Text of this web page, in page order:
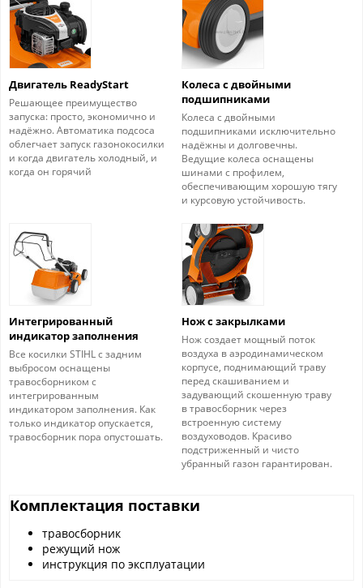
Двигатель ReadyStart
Решающее преимущество
запуска: просто, экономично и
надёжно. Автоматика подсоса
облегчает запуск газонокосилки
и когда двигатель холодный, и
когда он горячий
Колеса с двойными
подшипниками
Колеса с двойными
подшипниками исключительно
надёжны и долговечны.
Ведущие колеса оснащены
шинами с профилем,
обеспечивающим хорошую тягу
и курсовую устойчивость.
Интегрированный
индикатор заполнения
Все косилки STIHL с задним
выбросом оснащены
травосборником с
интегрированным
индикатором заполнения. Как
только индикатор опускается,
травосборник пора опустошать.
Нож с закрылками
Нож создает мощный поток
воздуха в аэродинамическом
корпусе, поднимающий траву
перед скашиванием и
задувающий скошенную траву
в травосборник через
встроенную систему
воздуховодов. Красиво
подстриженный и чисто
убранный газон гарантирован.
Комплектация поставки
травосборник
режущий нож
инструкция по эксплуатации